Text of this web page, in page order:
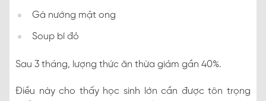
Gà nướng mật ong
Soup bí đỏ
Sau 3 tháng, lượng thức ăn thừa giảm gần 40%.
Điều này cho thấy học sinh lớn cần được tôn trọng